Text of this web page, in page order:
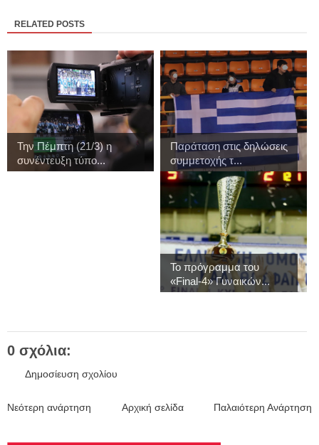
RELATED POSTS
Την Πέμπτη (21/3) η
συνέντευξη τύπο...
Παράταση στις δηλώσεις
συμμετοχής τ...
Το πρόγραμμα του
«Final-4» Γυναικών...
0 σχόλια:
Δημοσίευση σχολίου
Νεότερη ανάρτηση Παλαιότερη Ανάρτηση
Αρχική σελίδα